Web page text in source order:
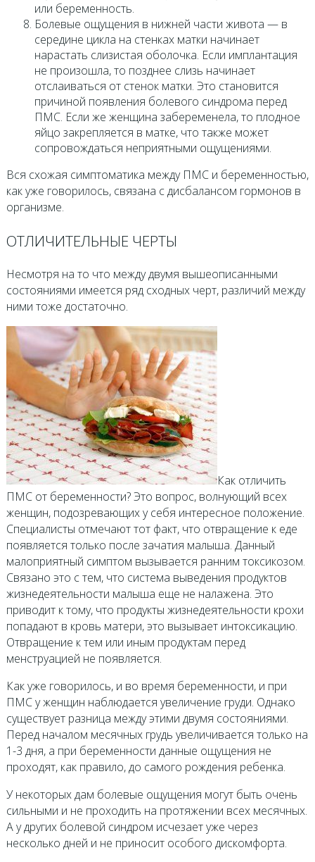
или беременность.
Болевые ощущения в нижней части живота — в
середине цикла на стенках матки начинает
нарастать слизистая оболочка. Если имплантация
не произошла, то позднее слизь начинает
отслаиваться от стенок матки. Это становится
причиной появления болевого синдрома перед
ПМС. Если же женщина забеременела, то плодное
яйцо закрепляется в матке, что также может
сопровождаться неприятными ощущениями.
Вся схожая симптоматика между ПМС и беременностью,
как уже говорилось, связана с дисбалансом гормонов в
организме.
ОТЛИЧИТЕЛЬНЫЕ ЧЕРТЫ
Несмотря на то что между двумя вышеописанными
состояниями имеется ряд сходных черт, различий между
ними тоже достаточно.
Как отличить
ПМС от беременности? Это вопрос, волнующий всех
женщин, подозревающих у себя интересное положение.
Специалисты отмечают тот факт, что отвращение к еде
появляется только после зачатия малыша. Данный
малоприятный симптом вызывается ранним токсикозом.
Связано это с тем, что система выведения продуктов
жизнедеятельности малыша еще не налажена. Это
приводит к тому, что продукты жизнедеятельности крохи
попадают в кровь матери, это вызывает интоксикацию.
Отвращение к тем или иным продуктам перед
менструацией не появляется.
Как уже говорилось, и во время беременности, и при
ПМС у женщин наблюдается увеличение груди. Однако
существует разница между этими двумя состояниями.
Перед началом месячных грудь увеличивается только на
1-3 дня, а при беременности данные ощущения не
проходят, как правило, до самого рождения ребенка.
У некоторых дам болевые ощущения могут быть очень
сильными и не проходить на протяжении всех месячных.
А у других болевой синдром исчезает уже через
несколько дней и не приносит особого дискомфорта.